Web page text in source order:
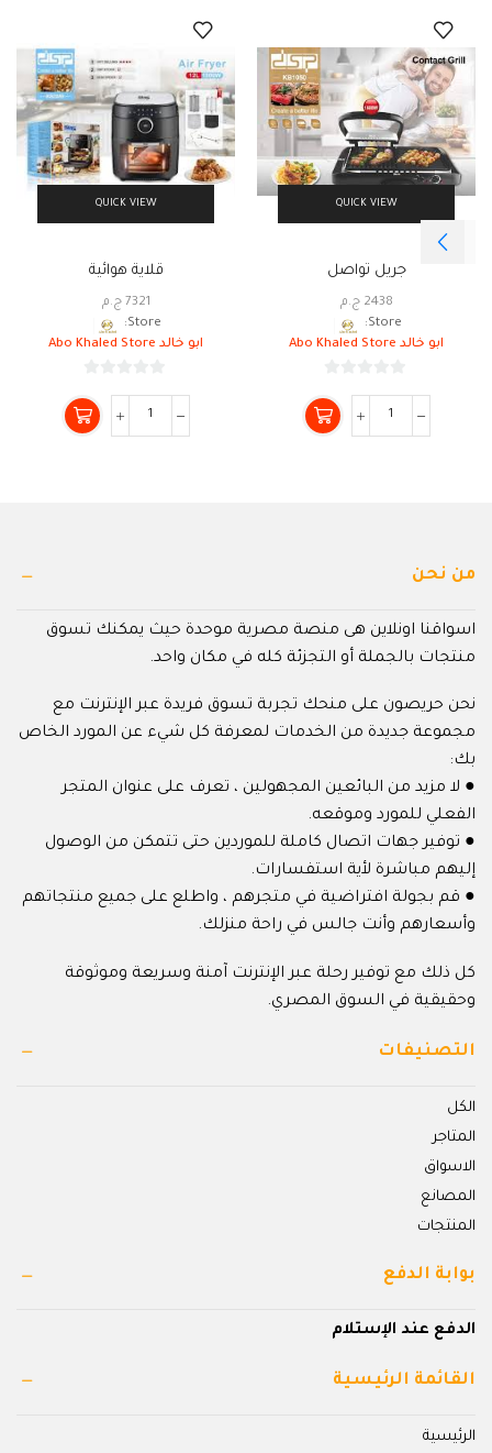
QUICK VIEW
جريل تواصل
2438 ج.م
Store:
ابو خالد Abo Khaled Store
من
5
QUICK VIEW
قلاية هوائية
7321 ج.م
Store:
ابو خالد Abo Khaled Store
من
5
من نحن
اسواقنا اونلاين هى منصة مصرية موحدة حيث يمكنك تسوق
منتجات بالجملة أو التجزئة كله في مكان واحد.
نحن حريصون على منحك تجربة تسوق فريدة عبر الإنترنت مع
مجموعة جديدة من الخدمات لمعرفة كل شيء عن المورد الخاص
بك:
● لا مزيد من البائعين المجهولين ، تعرف على عنوان المتجر
الفعلي للمورد وموقعه.
● توفير جهات اتصال كاملة للموردين حتى تتمكن من الوصول
إليهم مباشرة لأية استفسارات.
● قم بجولة افتراضية في متجرهم ، واطلع على جميع منتجاتهم
وأسعارهم وأنت جالس في راحة منزلك.
كل ذلك مع توفير رحلة عبر الإنترنت آمنة وسريعة وموثوقة
وحقيقية في السوق المصري.
التصنيفات
الكل
المتاجر
الاسواق
المصانع
المنتجات
بوابة الدفع
الدفع عند الإستلام
القائمة الرئيسية
الرئيسية